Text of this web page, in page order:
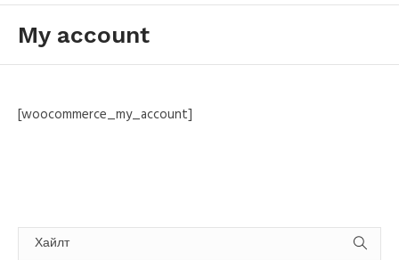
My account
[woocommerce_my_account]